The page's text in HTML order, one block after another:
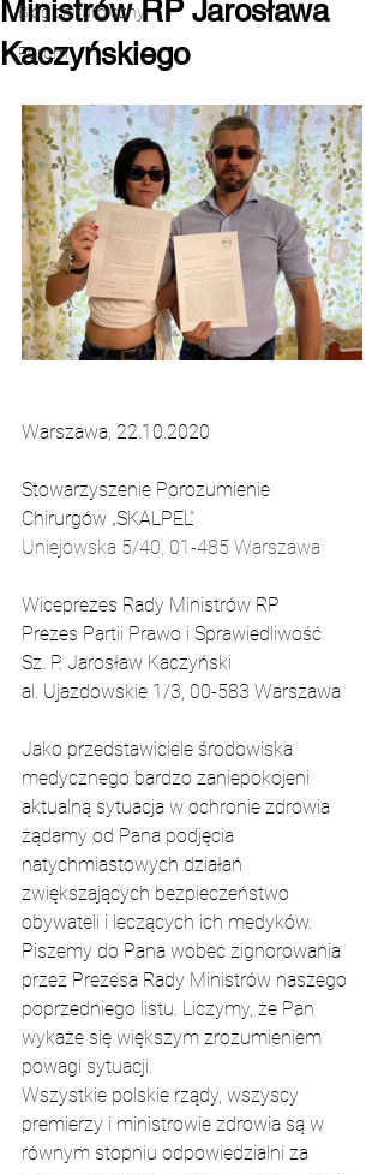
Blog chirurgiczny
Forum
Ministrów RP Jarosława
Kaczyńskiego
Warszawa, 22.10.2020
Stowarzyszenie Porozumienie
Chirurgów „SKALPEL”
Uniejowska 5/40, 01-485 Warszawa
Wiceprezes Rady Ministrów RP
Prezes Partii Prawo i Sprawiedliwość
Sz. P. Jarosław Kaczyński
al. Ujazdowskie 1/3, 00-583 Warszawa
Jako przedstawiciele środowiska
medycznego bardzo zaniepokojeni
aktualną sytuacja w ochronie zdrowia
żądamy od Pana podjęcia
natychmiastowych działań
zwiększających bezpieczeństwo
obywateli i leczących ich medyków.
Piszemy do Pana wobec zignorowania
przez Prezesa Rady Ministrów naszego
poprzedniego listu. Liczymy, że Pan
wykaże się większym zrozumieniem
powagi sytuacji.
Wszystkie polskie rządy, wszyscy
premierzy i ministrowie zdrowia są w
równym stopniu odpowiedzialni za